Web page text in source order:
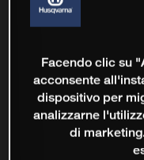
Facendo clic su
acconsente
dispositivo per
analizzarne
di